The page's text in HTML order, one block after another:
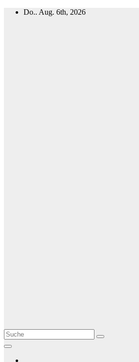
Zum
Do.. Aug. 6th, 2026
Le Matin
AGENCE DE PRESSE